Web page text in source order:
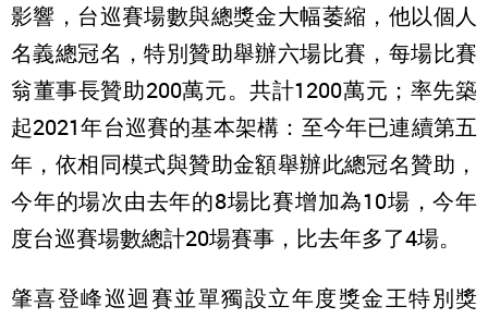
影響，台巡賽場數與總獎金大幅萎縮，他以個人
名義總冠名，特別贊助舉辦六場比賽，每場比賽
翁董事長贊助200萬元。共計1200萬元；率先築
起2021年台巡賽的基本架構：至今年已連續第五
年，依相同模式與贊助金額舉辦此總冠名贊助，
今年的場次由去年的8場比賽增加為10場，今年
度台巡賽場數總計20場賽事，比去年多了4場。
肇喜登峰巡迴賽並單獨設立年度獎金王特別獎